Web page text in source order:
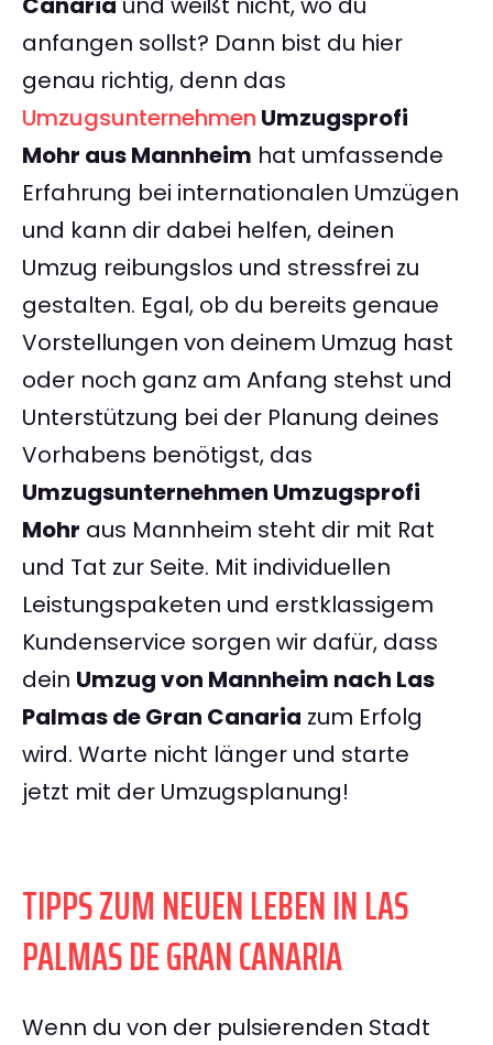
anfangen sollst? Dann bist du hier
genau richtig, denn das
Umzugsunternehmen Umzugsprofi
Mohr aus Mannheim hat umfassende
Erfahrung bei internationalen Umzügen
und kann dir dabei helfen, deinen
Umzug reibungslos und stressfrei zu
gestalten. Egal, ob du bereits genaue
Vorstellungen von deinem Umzug hast
oder noch ganz am Anfang stehst und
Unterstützung bei der Planung deines
Vorhabens benötigst, das
Umzugsunternehmen Umzugsprofi
Mohr aus Mannheim steht dir mit Rat
und Tat zur Seite. Mit individuellen
Leistungspaketen und erstklassigem
Kundenservice sorgen wir dafür, dass
dein Umzug von Mannheim nach Las
Palmas de Gran Canaria zum Erfolg
wird. Warte nicht länger und starte
jetzt mit der Umzugsplanung!
TIPPS ZUM NEUEN LEBEN IN LAS
PALMAS DE GRAN CANARIA
Wenn du von der pulsierenden Stadt